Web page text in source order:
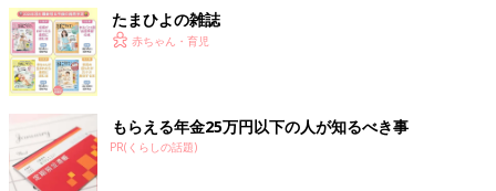
たまひよの雑誌
赤ちゃん・育児
もらえる年金25万円以下の人が知るべき事
PR(くらしの話題)